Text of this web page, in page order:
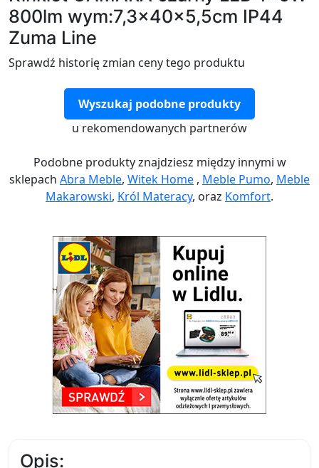
800lm wym:7,3x40x5,5cm IP44
Zuma Line
Sprawdź historię zmian ceny tego produktu
Wyszukaj podobne produkty
u rekomendowanych partnerów
Podobne produkty znajdziesz między innymi w
sklepach Abra Meble, Witek Home , Meble Pumo, Meble
Makarowski, Król Materacy, oraz Komfort.
Opis: